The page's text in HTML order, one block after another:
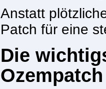
Anstatt
Patch für eine
Die
Ozempatch